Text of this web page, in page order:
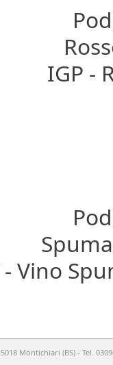
IGP -
- Vino
Montichiari (BS) - Tel.